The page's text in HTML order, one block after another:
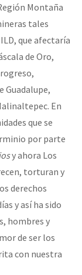
Montaña
tales
que afectaría
de Oro,
Guadalupe,
En
que se
por parte
y ahora Los
torturan y
derechos
y así ha sido
hombres y
de ser los
con nuestra